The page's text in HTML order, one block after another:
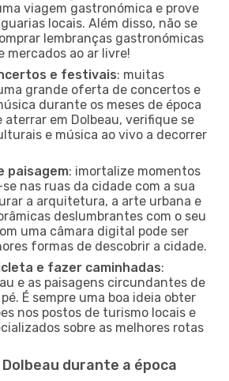
viagem gastronómica e prove
locais. Além disso, não se
lembranças gastronómicas
mercados ao ar livre!
e festivais: muitas
grande oferta de concertos e
durante os meses de época
aterrar em Dolbeau, verifique se
e música ao vivo a decorrer
paisagem: imortalize momentos
nas ruas da cidade com a sua
a arquitetura, a arte urbana e
deslumbrantes com o seu
uma câmara digital pode ser
formas de descobrir a cidade.
e fazer caminhadas:
e as paisagens circundantes de
É sempre uma boa ideia obter
nos postos de turismo locais e
sobre as melhores rotas
durante a época